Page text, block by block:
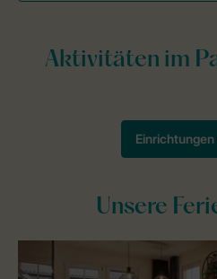
Unsere